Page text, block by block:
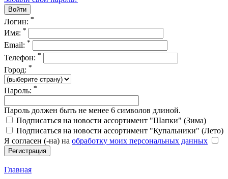
Логин: *
Имя: *
Email: *
Телефон: *
Город: *
Пароль: *
Пароль должен быть не менее 6 символов длиной.
Подписаться на новости ассортимент "Шапки" (Зима)
Подписаться на новости ассортимент "Купальники" (Лето)
Я согласен (-на) на обработку моих персональных данных
Главная